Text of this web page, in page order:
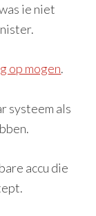
ie niet
op mogen.
systeem als
accu die